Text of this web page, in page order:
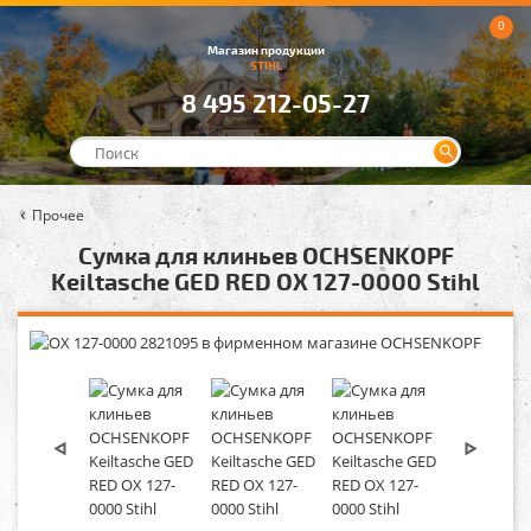
Магазин продукции
STIHL
8 495 212-05-27
0
Прочее
Сумка для клиньев OCHSENKOPF
Keiltasche GED RED OX 127-0000 Stihl